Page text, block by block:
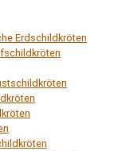
Erdschildkröten